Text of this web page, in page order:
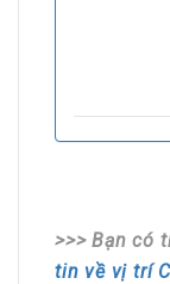
>>> Bạn có
tin về vị trí